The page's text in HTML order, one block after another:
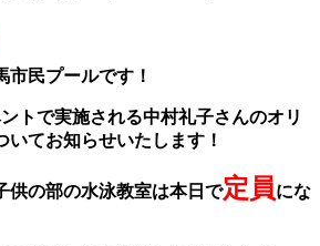
民プールです！
トで実施される中村礼子さんのオリ
いてお知らせいたします！
供の部の水泳教室は本日で定員にな